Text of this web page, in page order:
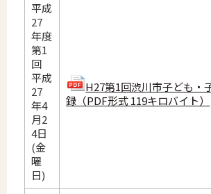
平成
27
年度
第1
回
平成
27
年4
月2
4日
(金
曜
日)
H27第1回渋川市子ども・
録（PDF形式 119キロバイト）